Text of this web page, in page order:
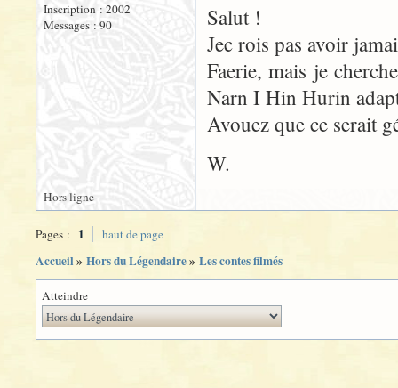
Inscription : 2002
Messages : 90
Salut !
Jec rois pas avoir
Faerie, mais je
Narn I Hin Hurin
Avouez que ce serait
W.
Hors ligne
Pages : 1 haut de page
Accueil» Hors du Légendaire» Les contes filmés
Atteindre